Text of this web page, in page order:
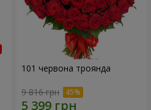
101 червона троянда
9 816 грн